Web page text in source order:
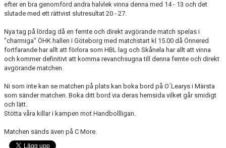
efter en bra genomförd andra halvlek vinna denna med 14 - 13 och det
slutade med ett rättvist slutresultat 20 - 27.
Nya tag på lördag då en femte och direkt avgörande match spelas i
"charmiga" ÖHK hallen i Göteborg med matchstart kl 15.00 då Önnered
fortfarande har allt att förlora som HBL lag och Skånela har allt att vinna
och kommer definitivt att komma revanchsugna till denna femte och direkt
avgörande matchen.
Ni som inte kan se matchen på plats kan boka bord på O´Learys i Märsta
som sänder matchen. Boka ditt bord via deras hemsida vilket går smidigt
och lätt.
Stötta våra killar i kampen mot Handbollligan.
Matchen sänds även på C More.